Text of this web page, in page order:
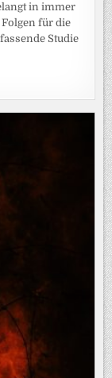
in immer
für die
Studie